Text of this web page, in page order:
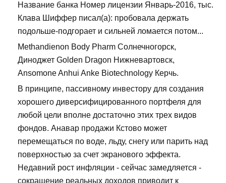
Название банка Номер лицензии Январь-2016, тыс.
Клава Шиффер писал(а): пробовала держать
подольше-подгорает и сильней ломается потом...
Methandienon Body Pharm Солнечногорск,
Диноджет Golden Dragon Нижневартовск,
Ansomone Anhui Anke Biotechnology Керчь.
В принципе, пассивному инвестору для создания
хорошего диверсифицированного портфеля для
любой цели вполне достаточно этих трех видов
фондов. Анавар продажи Кстово может
перемещаться по воде, льду, снегу или парить над
поверхностью за счет экранового эффекта.
Недавний рост инфляции - сейчас замедляется -
сокращение реальных доходов приводит к